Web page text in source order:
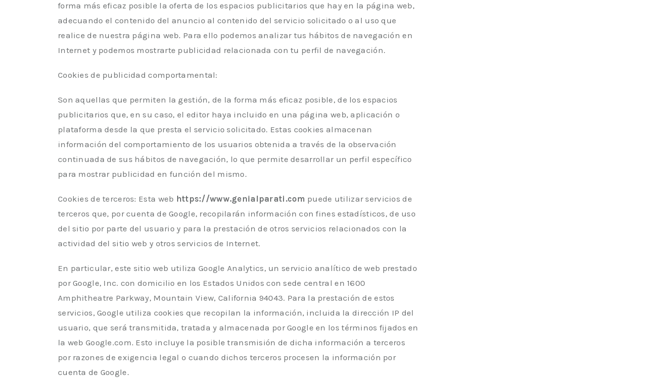
forma más eficaz posible la oferta de los espacios publicitarios que hay en la página web,
adecuando el contenido del anuncio al contenido del servicio solicitado o al uso que
realice de nuestra página web. Para ello podemos analizar tus hábitos de navegación en
Internet y podemos mostrarte publicidad relacionada con tu perfil de navegación.
Cookies de publicidad comportamental:
Son aquellas que permiten la gestión, de la forma más eficaz posible, de los espacios
publicitarios que, en su caso, el editor haya incluido en una página web, aplicación o
plataforma desde la que presta el servicio solicitado. Estas cookies almacenan
información del comportamiento de los usuarios obtenida a través de la observación
continuada de sus hábitos de navegación, lo que permite desarrollar un perfil específico
para mostrar publicidad en función del mismo.
Cookies de terceros: Esta web https://www.genialparati.com puede utilizar servicios de
terceros que, por cuenta de Google, recopilarán información con fines estadísticos, de uso
del sitio por parte del usuario y para la prestación de otros servicios relacionados con la
actividad del sitio web y otros servicios de Internet.
En particular, este sitio web utiliza Google Analytics, un servicio analítico de web prestado
por Google, Inc. con domicilio en los Estados Unidos con sede central en 1600
Amphitheatre Parkway, Mountain View, California 94043. Para la prestación de estos
servicios, Google utiliza cookies que recopilan la información, incluida la dirección IP del
usuario, que será transmitida, tratada y almacenada por Google en los términos fijados en
la web Google.com. Esto incluye la posible transmisión de dicha información a terceros
por razones de exigencia legal o cuando dichos terceros procesen la información por
cuenta de Google.